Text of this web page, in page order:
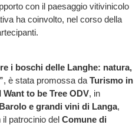
con il paesaggio vitivinicolo
ha coinvolto, nel corso della
i boschi delle Langhe: natura,
, è stata promossa da Turismo in
to be Tree ODV, in
e grandi vini di Langa,
patrocinio del Comune di